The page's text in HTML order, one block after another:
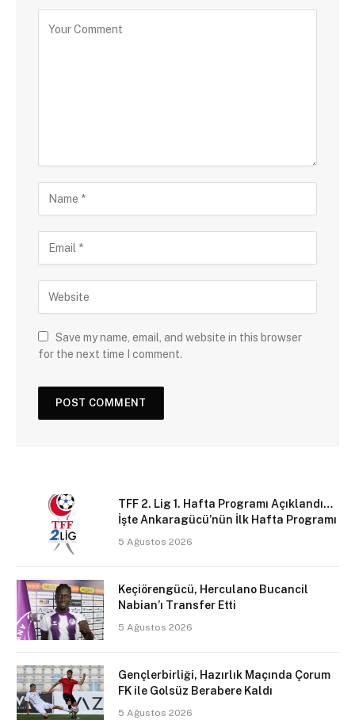
Save my name, email, and website in this browser
for the next time I comment.
TFF 2. Lig 1. Hafta Programı Açıklandı…
İşte Ankaragücü’nün İlk Hafta Programı
5 Ağustos 2026
Keçiörengücü, Herculano Bucancil
Nabian’ı Transfer Etti
5 Ağustos 2026
Gençlerbirliği, Hazırlık Maçında Çorum
FK ile Golsüz Berabere Kaldı
5 Ağustos 2026